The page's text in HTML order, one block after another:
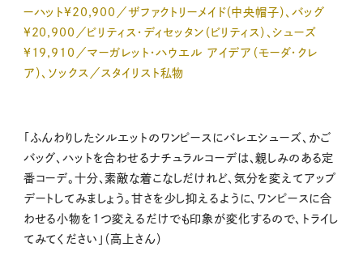
ーハット¥20,900／ザファクトリーメイド（中央帽子）、バッグ
¥20,900／ビリティス・ディセッタン（ビリティス）、シューズ
¥19,910／マーガレット・ハウエル アイデア（モーダ・クレ
ア）、ソックス／スタイリスト私物
「ふんわりしたシルエットのワンピースにバレエシューズ、かご
バッグ、ハットを合わせるナチュラルコーデは、親しみのある定
番コーデ。十分、素敵な着こなしだけれど、気分を変えてアップ
デートしてみましょう。甘さを少し抑えるように、ワンピースに合
わせる小物を1つ変えるだけでも印象が変化するので、トライし
てみてください」（高上さん）